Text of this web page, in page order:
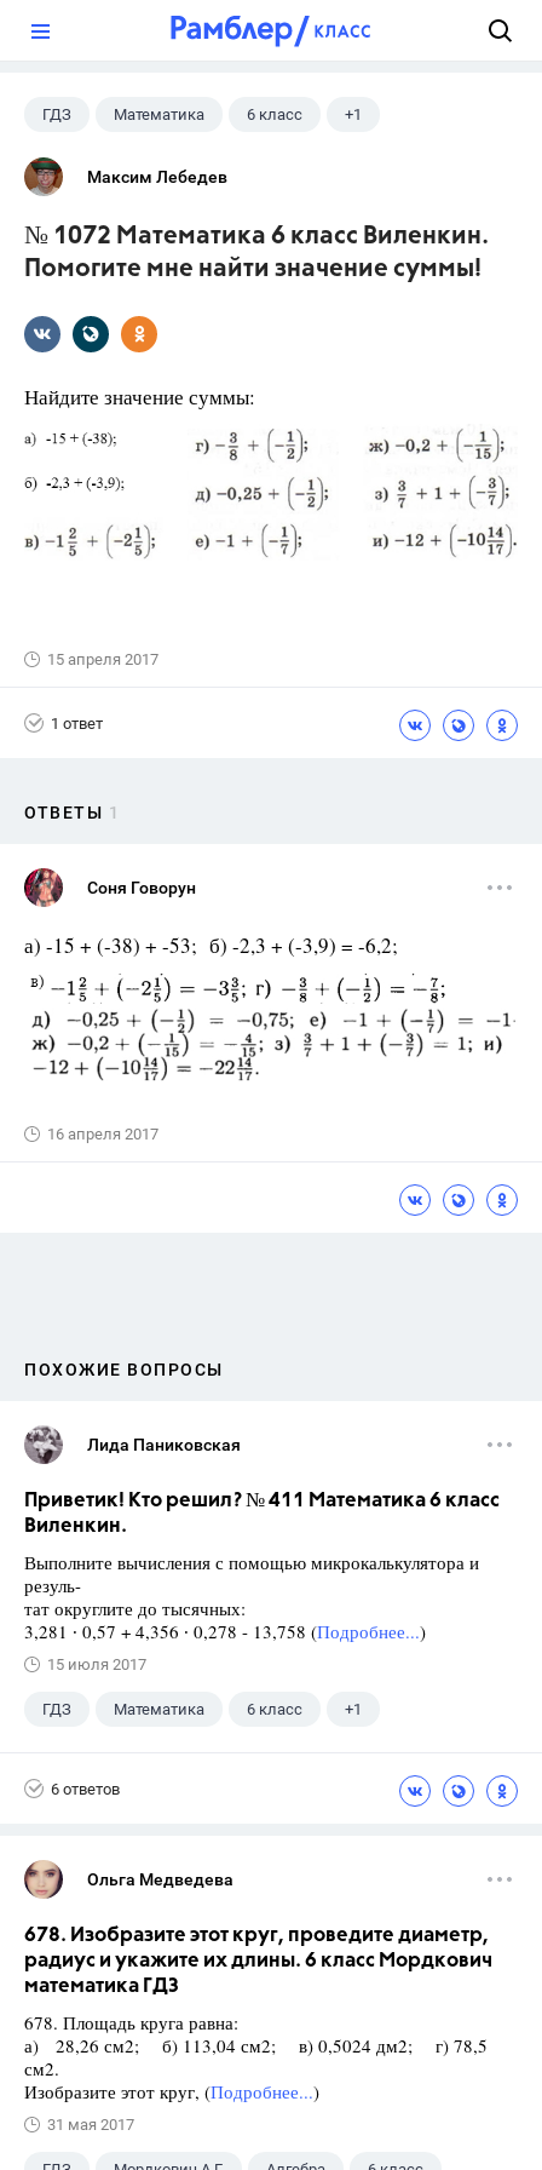
ГДЗ Математика 6 класс +1
Виленкин Н.Я.
Максим Лебедев
№ 1072 Математика 6 класс Виленкин.
Помогите мне найти значение суммы!
Найдите значение суммы:
15 апреля 2017
1 ответ
ОТВЕТЫ 1
Соня Говорун
а) -15 + (-38) + -53; б) -2,3 + (-3,9) = -6,2;
16 апреля 2017
ПОХОЖИЕ ВОПРОСЫ
Лида Паниковская
Приветик! Кто решил? № 411 Математика 6 класс
Виленкин.
Выполните вычисления с помощью микрокалькулятора и
резуль-
тат округлите до тысячных:
3,281 ∙ 0,57 + 4,356 ∙ 0,278 - 13,758 (Подробнее...)
15 июля 2017
ГДЗ Математика 6 класс +1
6 ответов
Ольга Медведева
678. Изобразите этот круг, проведите диаметр,
радиус и укажите их длины. 6 класс Мордкович
математика ГДЗ
678. Площадь круга равна:
а) 28,26 см2; б) 113,04 см2; в) 0,5024 дм2; г) 78,5
см2.
Изобразите этот круг, (Подробнее...)
31 мая 2017